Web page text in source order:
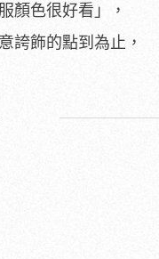
顏色很好看」，
誇飾的點到為止，